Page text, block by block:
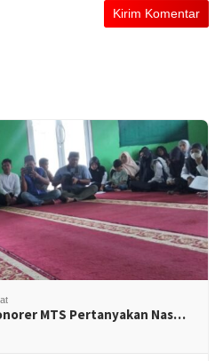
MTS Pertanyakan Nas…